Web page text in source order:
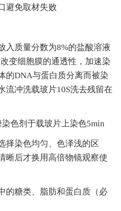
免取材失败
质量分数为8%的盐酸溶液
变细胞膜的通透性，加速染
的DNA与蛋白质分离而被染
流冲洗载玻片10S洗去残留在
色剂于载玻片上染色5min
染色均匀、色泽浅的区
晰后才换用高倍物镜观察使
糖类、脂肪和蛋白质（必